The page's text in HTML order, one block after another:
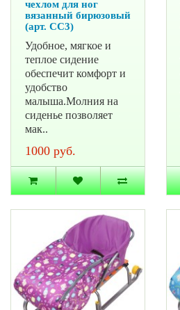
чехлом для ног
вязанный бирюзовый
(арт. СС3)
Удобное, мягкое и
теплое сидение
обеспечит комфорт и
удобство
малыша.Молния на
сиденье позволяет
мак..
1000 руб.